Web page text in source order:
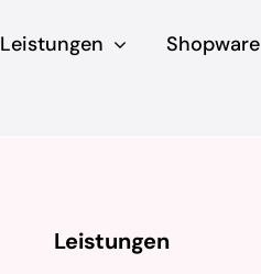
Leistungen Shopware
Leistungen